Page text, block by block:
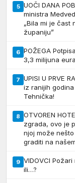
5 UOČI DANA
ministra
„Bila mi je čast
županiju”
6 POŽEGA
3,3 milijuna eura
7 UPISI U PRVE
iz ranijih
Tehnička!
8 OTVOREN
zgrada, ovo je
njoj može
graditi na
9 VIDOVCI
ili…?